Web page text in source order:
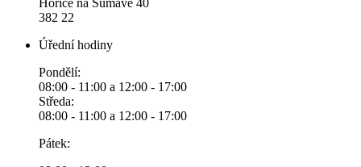
Hořice na Šumavě 40
382 22
Úřední hodiny
Pondělí:
08:00 - 11:00 a 12:00 - 17:00
Středa:
08:00 - 11:00 a 12:00 - 17:00
Pátek: